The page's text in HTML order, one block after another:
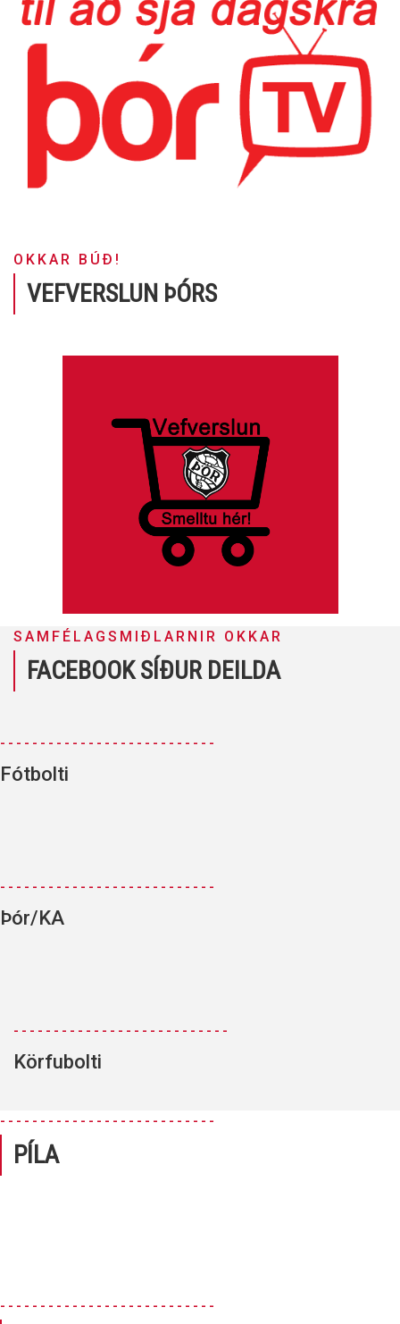
OKKAR BÚÐ!
VEFVERSLUN ÞÓRS
SAMFÉLAGSMIÐLARNIR OKKAR
FACEBOOK SÍÐUR DEILDA
---------------------------
Fótbolti
---------------------------
Þór/KA
---------------------------
Körfubolti
---------------------------
PÍLA
---------------------------